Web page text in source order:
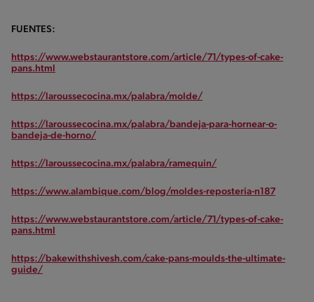
FUENTES:
https://www.webstaurantstore.com/article/71/types-of-cake-
pans.html
https://laroussecocina.mx/palabra/molde/
https://laroussecocina.mx/palabra/bandeja-para-hornear-o-
bandeja-de-horno/
https://laroussecocina.mx/palabra/ramequin/
https://www.alambique.com/blog/moldes-reposteria-n187
https://www.webstaurantstore.com/article/71/types-of-cake-
pans.html
https://bakewithshivesh.com/cake-pans-moulds-the-ultimate-
guide/